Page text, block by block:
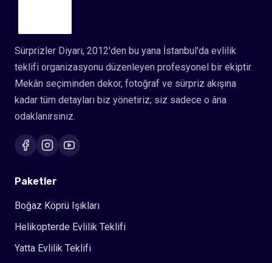
Sürprizler Diyarı, 2012'den bu yana İstanbul'da evlilik
teklifi organizasyonu düzenleyen profesyonel bir ekiptir.
Mekân seçiminden dekor, fotoğraf ve sürpriz akışına
kadar tüm detayları biz yönetiriz; siz sadece o âna
odaklanırsınız.
Paketler
Boğaz Köprü Işıkları
Helikopterde Evlilik Teklifi
Yatta Evlilik Teklifi